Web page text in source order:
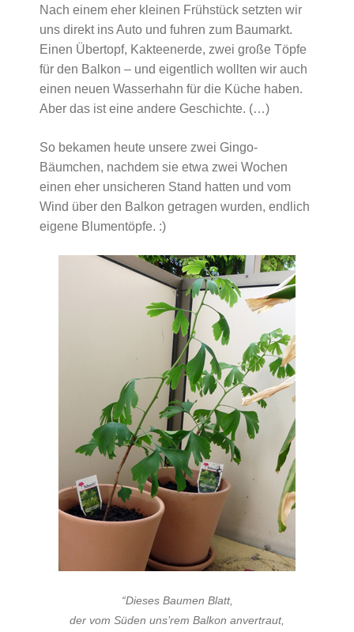
Nach einem eher kleinen Frühstück setzten wir
uns direkt ins Auto und fuhren zum Baumarkt.
Einen Übertopf, Kakteenerde, zwei große Töpfe
für den Balkon – und eigentlich wollten wir auch
einen neuen Wasserhahn für die Küche haben.
Aber das ist eine andere Geschichte. (…)
So bekamen heute unsere zwei Gingo-
Bäumchen, nachdem sie etwa zwei Wochen
einen eher unsicheren Stand hatten und vom
Wind über den Balkon getragen wurden, endlich
eigene Blumentöpfe. :)
“Dieses Baumen Blatt,
der vom Süden uns’rem Balkon anvertraut,